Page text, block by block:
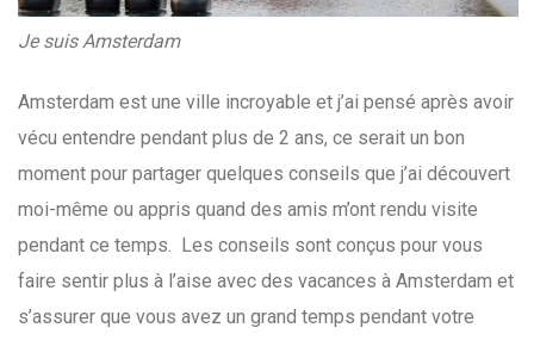
Je suis Amsterdam
Amsterdam est une ville incroyable et j’ai pensé après avoir
vécu entendre pendant plus de 2 ans, ce serait un bon
moment pour partager quelques conseils que j’ai découvert
moi-même ou appris quand des amis m’ont rendu visite
pendant ce temps. Les conseils sont conçus pour vous
faire sentir plus à l’aise avec des vacances à Amsterdam et
s’assurer que vous avez un grand temps pendant votre